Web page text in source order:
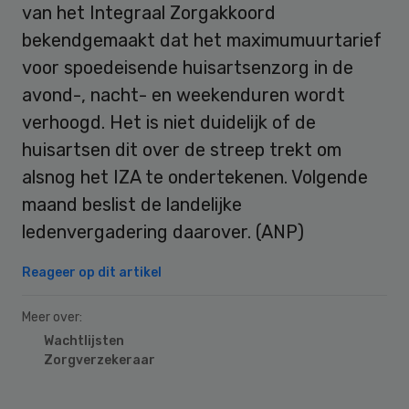
van het Integraal Zorgakkoord
bekendgemaakt dat het maximumuurtarief
voor spoedeisende huisartsenzorg in de
avond-, nacht- en weekenduren wordt
verhoogd. Het is niet duidelijk of de
huisartsen dit over de streep trekt om
alsnog het IZA te ondertekenen. Volgende
maand beslist de landelijke
ledenvergadering daarover. (ANP)
Reageer op dit artikel
Meer over:
Wachtlijsten
Zorgverzekeraar